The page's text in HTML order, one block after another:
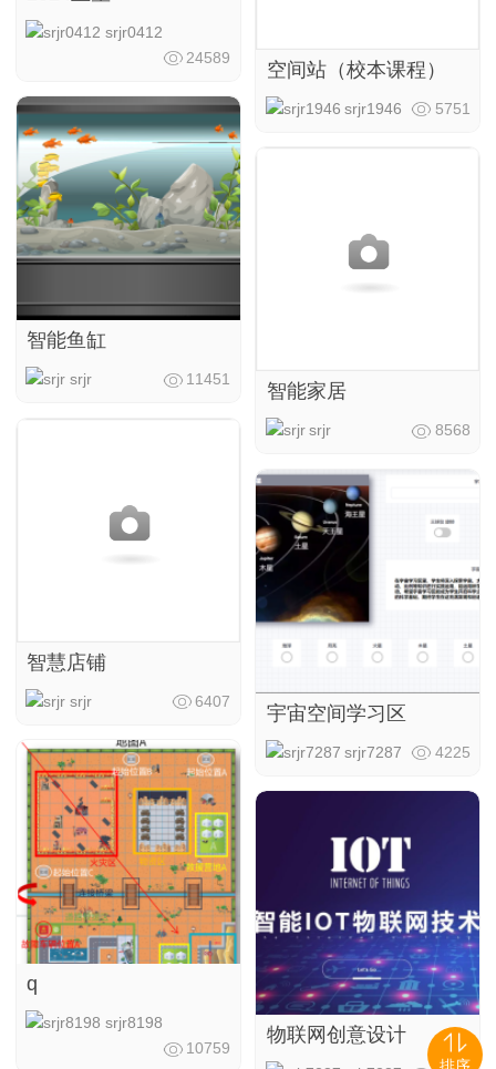
srjr0412
24589
智能鱼缸
srjr 11451
智慧店铺
srjr 6407
q
srjr8198
10759
空间站（校本课程）
srjr1946 5751
智能家居
srjr 8568
宇宙空间学习区
srjr7287 4225
物联网创意设计